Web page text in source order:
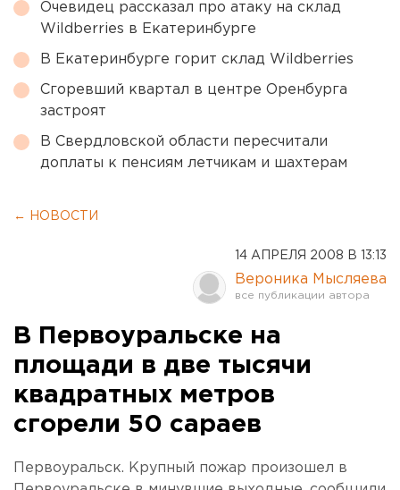
Очевидец рассказал про атаку на склад
Wildberries в Екатеринбурге
В Екатеринбурге горит склад Wildberries
Сгоревший квартал в центре Оренбурга
застроят
В Свердловской области пересчитали
доплаты к пенсиям летчикам и шахтерам
← НОВОСТИ
14 АПРЕЛЯ 2008 В 13:13
Вероника Мысляева
В Первоуральске на
площади в две тысячи
квадратных метров
сгорели 50 сараев
Первоуральск. Крупный пожар произошел в